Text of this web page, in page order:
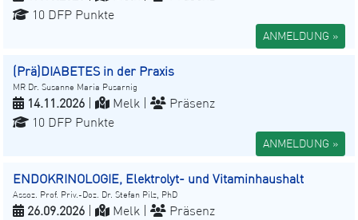
10 DFP Punkte
ANMELDUNG »
(Prä)DIABETES in der Praxis
MR Dr. Susanne Maria Pusarnig
14.11.2026 Melk |
Präsenz
10 DFP Punkte
ANMELDUNG »
ENDOKRINOLOGIE, Elektrolyt- und Vitaminhaushalt
Assoz. Prof. Priv.-Doz. Dr. Stefan Pilz, PhD
26.09.2026 Melk |
Präsenz